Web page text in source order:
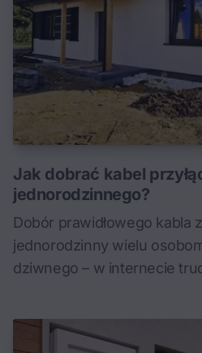
Jak dobrać kabel
jednorodzinnego?
Dobór prawidłowego kabla
jednorodzinny wielu
dziwnego – w internecie